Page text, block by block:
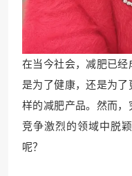
在当今社会，减肥已
是为了健康，还是为
样的减肥产品。然而
竞争激烈的领域中脱
呢？